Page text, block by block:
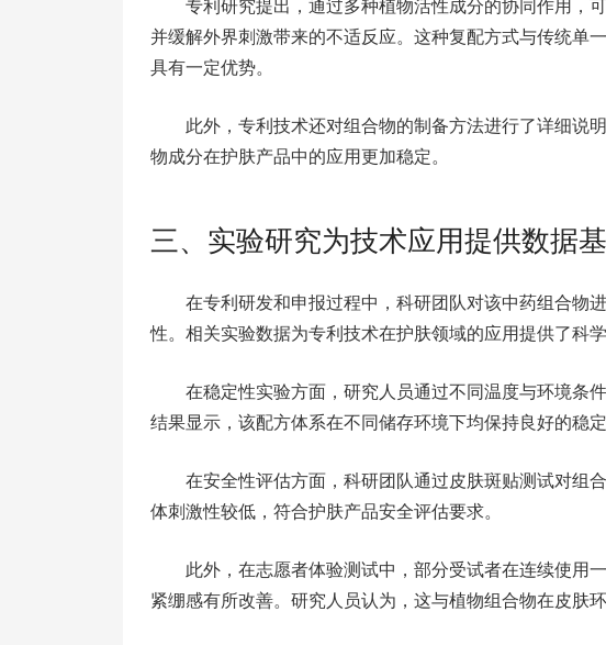
专利研究提出，通过多种植物活性成分的协同作用，
并缓解外界刺激带来的不适反应。这种复配方式与传统单
具有一定优势。
此外，专利技术还对组合物的制备方法进行了详细说
物成分在护肤产品中的应用更加稳定。
三、实验研究为技术应用提供数据
在专利研发和申报过程中，科研团队对该中药组合物
性。相关实验数据为专利技术在护肤领域的应用提供了科学
在稳定性实验方面，研究人员通过不同温度与环境条
结果显示，该配方体系在不同储存环境下均保持良好的稳
在安全性评估方面，科研团队通过皮肤斑贴测试对组
体刺激性较低，符合护肤产品安全评估要求。
此外，在志愿者体验测试中，部分受试者在连续使用
紧绷感有所改善。研究人员认为，这与植物组合物在皮肤